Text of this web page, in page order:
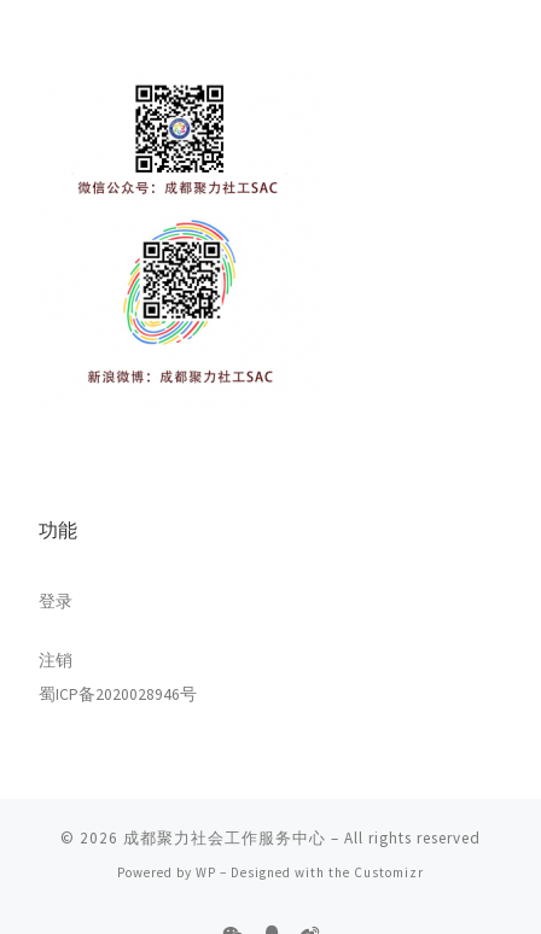
功能
登录
注销
蜀ICP备2020028946号
© 2026 成都聚力社会工作服务中心 – All rights reserved
Powered by WP – Designed with the Customizr